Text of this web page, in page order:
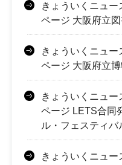
きょういくニュ
ページ 大阪府立
きょういくニュ
ページ 大阪府立
きょういくニュ
ページ LETS合同
ル・フェスティバ
きょういくニュ